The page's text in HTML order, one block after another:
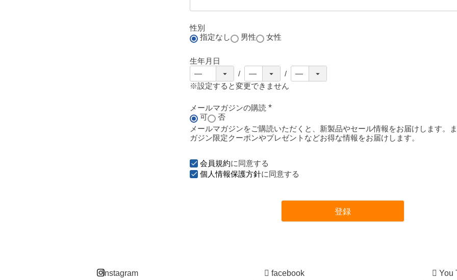
必
性別
指定なし
男性 女性
生年月日
※設定すると変更できません
メールマガジンの購読
必
須
)
可
否
メールマガジンをご購読いただくと、新製品やセール情報をお届けします。
ガジン限定クーポンやプレゼントなどお得な情報をお届けします。
会員規約に同意する
個人情報保護方針に同意する
登録
instagram facebook You